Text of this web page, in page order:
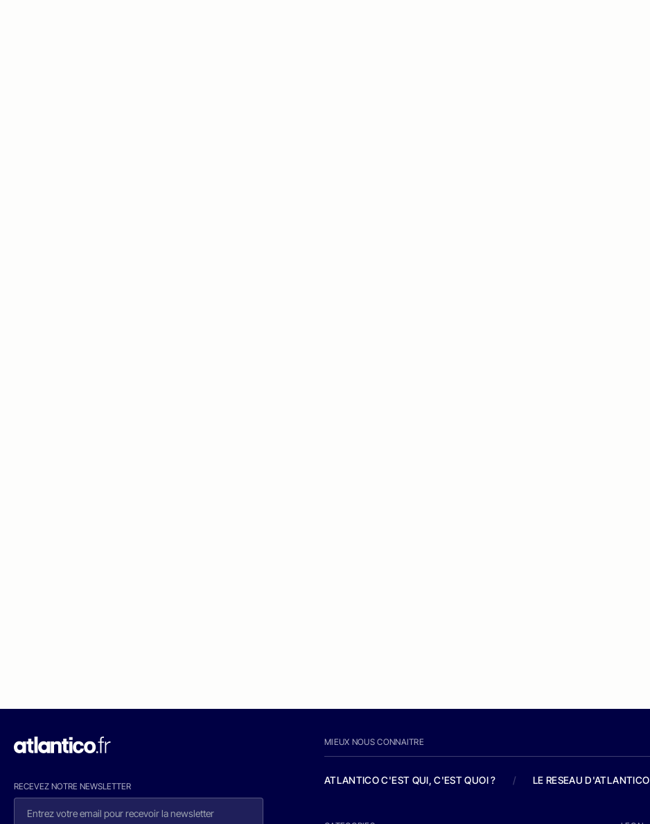
RECEVEZ NOTRE NEWSLETTER
MIEUX NOUS CONNAITRE
ATLANTICO C'EST QUI, C'EST QUOI ? / LE RESEAU D'ATLANTICO